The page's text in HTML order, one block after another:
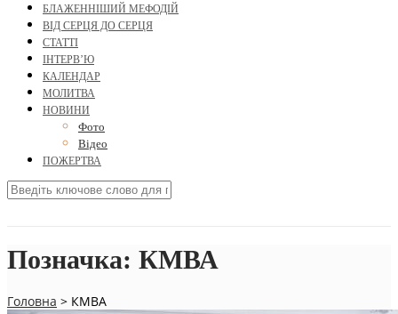
БЛАЖЕННІШИЙ МЕФОДІЙ
ВІД СЕРЦЯ ДО СЕРЦЯ
СТАТТІ
ІНТЕРВ’Ю
КАЛЕНДАР
МОЛИТВА
НОВИНИ
Фото
Відео
ПОЖЕРТВА
Позначка: КМВА
Головна > КМВА